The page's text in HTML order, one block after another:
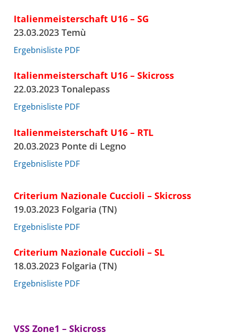
Italienmeisterschaft U16 – SG
23.03.2023 Temù
Ergebnisliste PDF
Italienmeisterschaft U16 – Skicross
22.03.2023 Tonalepass
Ergebnisliste PDF
Italienmeisterschaft U16 – RTL
20.03.2023 Ponte di Legno
Ergebnisliste PDF
Criterium Nazionale Cuccioli – Skicross
19.03.2023 Folgaria (TN)
Ergebnisliste PDF
Criterium Nazionale Cuccioli – SL
18.03.2023 Folgaria (TN)
Ergebnisliste PDF
VSS Zone1 – Skicross